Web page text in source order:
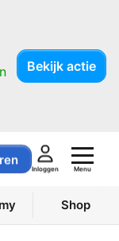
Bekijk actie
Inloggen Menu
Shop